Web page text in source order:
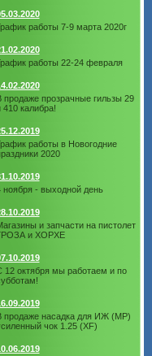
работы 7-9 марта 2020г
работы 22-24 февраля
продаже прозрачные гильзы 29
410 калибра!
работы в Новогодние
2020
ноября - выходной день
и запчасти на пистолет
и ХОРХЕ
12 октября мы работаем и по
продаже насадка для ИЖ (МР)
чок 1.25 (XF)